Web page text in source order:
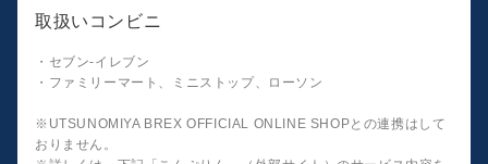
取扱いコンビニ
・セブン-イレブン
・ファミリーマート、ミニストップ、ローソン
※UTSUNOMIYA BREX OFFICIAL ONLINE SHOPとの連携はして
おりません。